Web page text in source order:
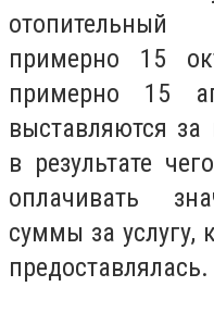
примерно 15
примерно 15
выставляются за
в результате
оплачивать
суммы за услугу,
предоставлялась.